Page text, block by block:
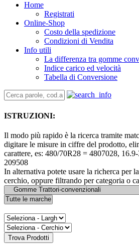
Home
Registrati
Online-Shop
Costo della spedizione
Condizioni di Vendita
Info utili
La differenza tra gomme
Indice carico ed velocità
Tabella di Conversione
ISTRUZIONI:
Il modo più rapido è la ricerca tramite
digitare le misure in ciffre del prodotto,
carattere, es: 480/70R28 = 4807028,
209508
In alternativa potete usare la richerca per
cerchio, oppure filtrando per categoria o